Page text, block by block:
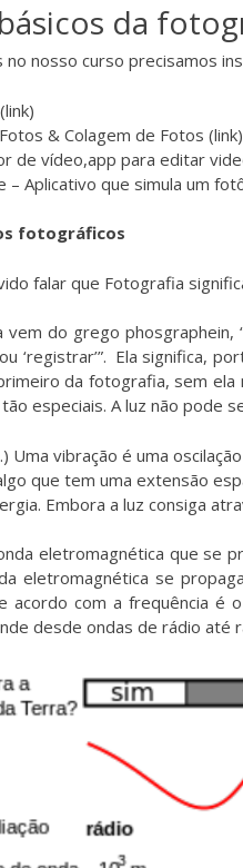
da
nosso curso precisamos
link)
& Colagem de Fotos (link)
de vídeo,app para editar
– Aplicativo que simula um
fotográficos
falar que Fotografia
vem do grego phosgraphein,
ou ‘registrar’”. Ela significa,
da fotografia, sem
especiais. A luz não pode
Uma vibração é uma
que tem uma extensão
Embora a luz consiga
eletromagnética que se
eletromagnética se
acordo com a frequência é
desde ondas de rádio até